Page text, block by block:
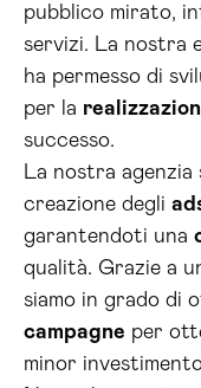
pubblico mirato,
servizi. La nostra
ha permesso di
per la
successo.
La nostra
creazione degli
garantendoti una
qualità. Grazie a
siamo in grado di
campagne per
minor